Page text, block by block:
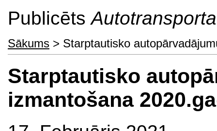
Publicēts
Sākums > Starptautisko
Starptautisko
izmantošana